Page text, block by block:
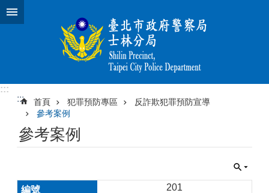
跳到主要內容區塊
:::
:::
首頁 犯罪預防專區
反詐欺犯罪預防宣導
參考案例
參考案例
201